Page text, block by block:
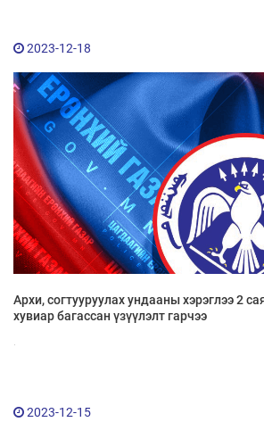
2023-12-18
Архи, согтууруулах ундааны хэрэглээ 2
хувиар багассан үзүүлэлт гарчээ
.
2023-12-15
Мэдээллийн ил тод
Удирдлагын шийдвэрийн ил
Авлигын эсрэг үйл
Үйл ажиллагааны ил тод
Өргөдөл, гомдлын
Иргэдийг хүлээн авах